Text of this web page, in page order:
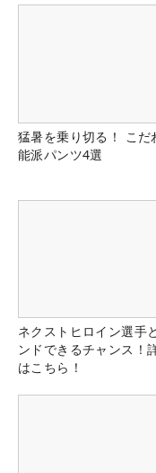
猛暑を乗り切る！ こだ
能派パンツ4選
ネクストヒロイン選手
ンドできるチャンス！
はこちら！